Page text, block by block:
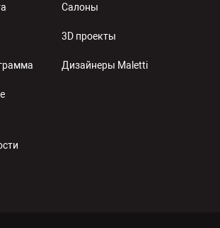
Салоны
3D проекты
Дизайнеры Maletti